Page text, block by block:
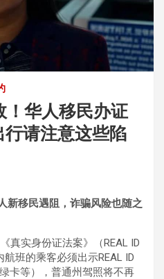
！华人移民办证
请注意这些陷
新移民遇阻，诈骗风险也随之
真实身份证法案》（REAL ID
班的乘客必须出示REAL ID
卡等），普通州驾照将不再